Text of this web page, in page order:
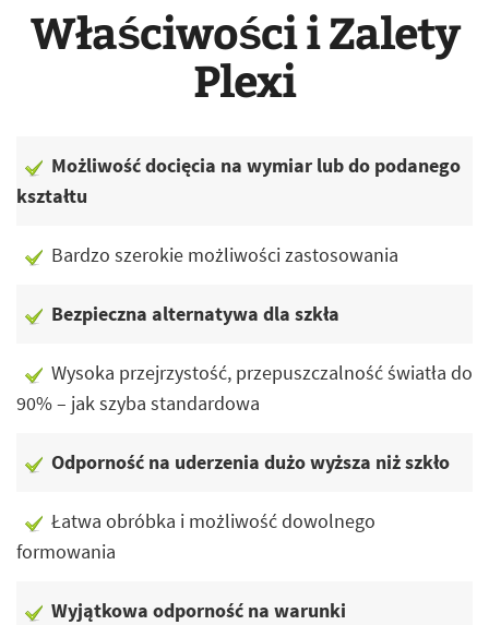
Właściwości i Zalety
Plexi
Możliwość docięcia na wymiar lub do podanego
kształtu
Bardzo szerokie możliwości zastosowania
Bezpieczna alternatywa dla szkła
Wysoka przejrzystość, przepuszczalność światła do
90% – jak szyba standardowa
Odporność na uderzenia dużo wyższa niż szkło
Łatwa obróbka i możliwość dowolnego
formowania
Wyjątkowa odporność na warunki